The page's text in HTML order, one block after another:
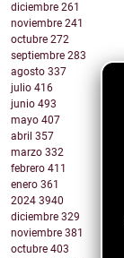
diciembre 261
noviembre 241
octubre 272
septiembre 283
agosto 337
julio 416
junio 493
mayo 407
abril 357
marzo 332
febrero 411
enero 361
2024 3940
diciembre 329
noviembre 381
octubre 403